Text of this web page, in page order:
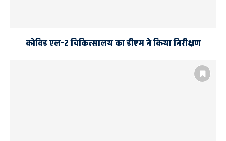
कोविड एल-2 चिकित्सालय का डीएम ने किया निरीक्षण